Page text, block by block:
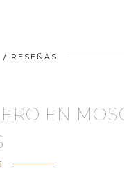
/ RESEÑAS
EN